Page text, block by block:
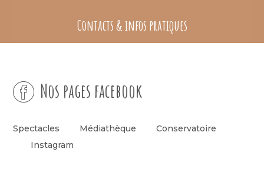
Contacts & infos pratiques
Nos pages facebook
Spectacles Médiathèque
Conservatoire
Instagram